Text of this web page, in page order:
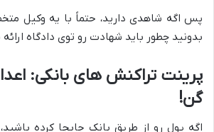
پس اگه شاهدی دارید، حتماً با یه وکیل
بدونید چطور باید شهادت رو توی دادگاه ارائه
پرینت تراکنش های بانکی:
گن!
اگه پول رو از طریق بانک جابجا کرده